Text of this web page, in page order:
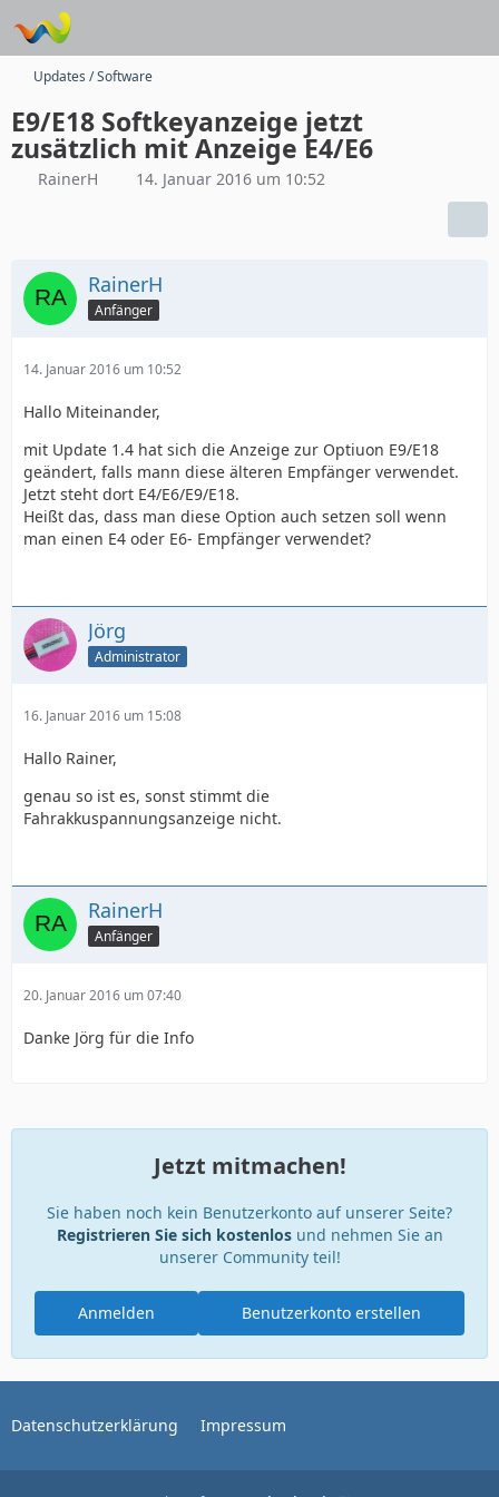
Updates / Software
E9/E18 Softkeyanzeige jetzt
zusätzlich mit Anzeige E4/E6
RainerH 14. Januar 2016 um 10:52
RainerH
Anfänger
14. Januar 2016 um 10:52
Hallo Miteinander,
mit Update 1.4 hat sich die Anzeige zur Optiuon E9/E18
geändert, falls mann diese älteren Empfänger verwendet.
Jetzt steht dort E4/E6/E9/E18.
Heißt das, dass man diese Option auch setzen soll wenn
man einen E4 oder E6- Empfänger verwendet?
Jörg
Administrator
16. Januar 2016 um 15:08
Hallo Rainer,
genau so ist es, sonst stimmt die
Fahrakkuspannungsanzeige nicht.
RainerH
Anfänger
20. Januar 2016 um 07:40
Danke Jörg für die Info
Jetzt mitmachen!
Sie haben noch kein Benutzerkonto auf unserer Seite?
Registrieren Sie sich kostenlosund nehmen Sie an
unserer Community teil!
Benutzerkonto erstellen
Anmelden
Datenschutzerklärung Impressum